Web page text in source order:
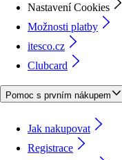
Nastavení Cookies
Možnosti platby
itesco.cz
Clubcard
Pomoc s prvním nákupem
Jak nakupovat
Registrace